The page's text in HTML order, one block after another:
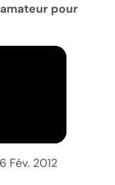
pour
Fév. 2012